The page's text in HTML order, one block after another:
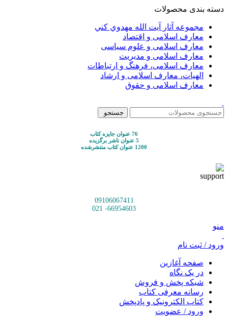
دسته بندی محصولات
مجموعه آثار آيت الله مهدوي كني
معارف اسلامی و اقتصاد
معارف اسلامی و علوم سیاسی
معارف اسلامی و مدیریت
معارف اسلامی، فرهنگ و ارتباطات
الهیات، معارف اسلامی و ارشاد
معارف اسلامی و حقوق
جستجو
76 عنوان جایزه کتاب
5 عنوان ناشر برگزیده
1200 عنوان کتاب منتشرشده
09106067411
66954603- 021
منو
ورود / ثبت نام
صفحه آغازین
در یک نگاه
شبکه پخش و فروش
رسانه معرفی کتاب
کتاب الکترونیک و پادپخش
ورود / عضویت